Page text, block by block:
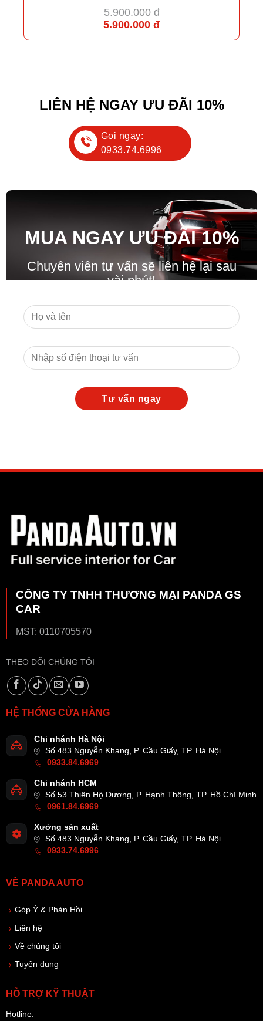
5.900.000 đ
5.900.000 đ
LIÊN HỆ NGAY ƯU ĐÃI 10%
Gọi ngay:
0933.74.6996
MUA NGAY ƯU ĐÃI10%
Chuyên viên tư vấn sẽ liên hệ lại sau
vài phút!
CÔNG TY TNHH THƯƠNG MẠI PANDA GS
CAR
MST: 0110705570
THEO DÕI CHÚNG TÔI
HỆ THỐNG CỬA HÀNG
Chi nhánh Hà Nội
Số 483 Nguyễn Khang, P. Cầu Giấy, TP. Hà Nội
0933.84.6969
Chi nhánh HCM
Số 53 Thiên Hộ Dương, P. Hạnh Thông, TP. Hồ Chí Minh
0961.84.6969
Xưởng sản xuất
Số 483 Nguyễn Khang, P. Cầu Giấy, TP. Hà Nội
0933.74.6996
VỀ PANDA AUTO
Góp Ý & Phản Hồi
Liên hệ
Về chúng tôi
Tuyển dụng
HỖ TRỢ KỸ THUẬT
Hotline: